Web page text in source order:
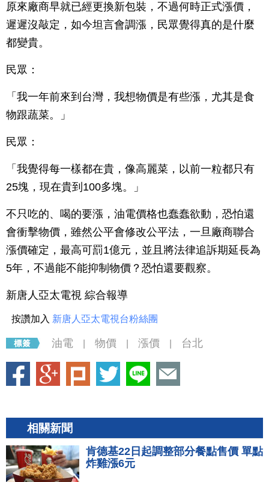
原來廠商早就已經更換新包裝，不過何時正式漲價，
遲遲沒敲定，如今坦言會調漲，民眾覺得真的是什麼
都變貴。
民眾：
「我一年前來到台灣，我想物價是有些漲，尤其是食
物跟蔬菜。」
民眾：
「我覺得每一樣都在貴，像高麗菜，以前一粒都只有
25塊，現在貴到100多塊。」
不只吃的、喝的要漲，油電價格也蠢蠢欲動，恐怕還
會衝擊物價，雖然公平會修改公平法，一旦廠商聯合
漲價確定，最高可罰1億元，並且將法律追訴期延長為
5年，不過能不能抑制物價？恐怕還要觀察。
新唐人亞太電視 綜合報導
按讚加入 新唐人亞太電視台粉絲團
油電 物價 漲價 台北
相關新聞
肯德基22日起調整部分餐點售價 單點
炸雞漲6元